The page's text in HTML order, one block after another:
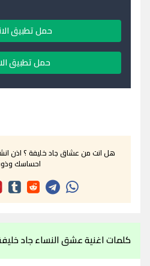
حمل تطبيق
حمل تطبيق
هل انت من عشاق جاد خليفة ؟ اذن
احساسك
كلمات اغنية عشق النساء جاد